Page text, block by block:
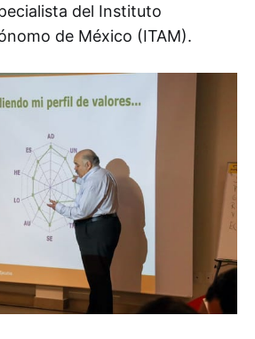
del Instituto
de México (ITAM).